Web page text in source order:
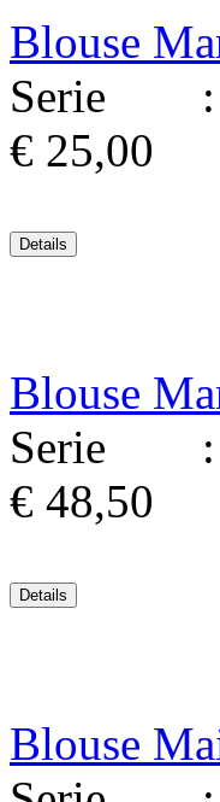
Blouse
Serie :
€ 25,00
Blouse
Serie :
€ 48,50
Blouse